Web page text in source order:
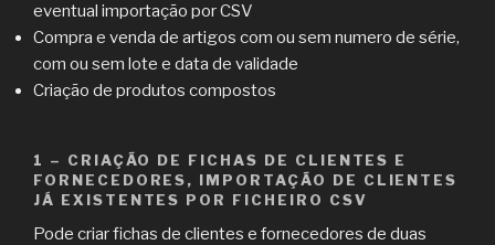
eventual importação por CSV
Compra e venda de artigos com ou sem numero de série,
com ou sem lote e data de validade
Criação de produtos compostos
1 – CRIAÇÃO DE FICHAS DE CLIENTES E
FORNECEDORES, IMPORTAÇÃO DE CLIENTES
JÁ EXISTENTES POR FICHEIRO CSV
Pode criar fichas de clientes e fornecedores de duas